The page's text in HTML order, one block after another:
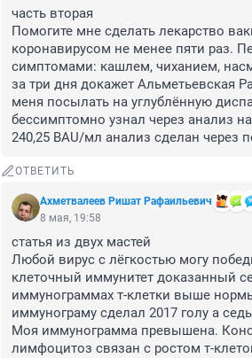
часть вторая
Помогите мне сделать лекарство
коронавирусом не менее пяти раз.
симптомами: кашлем, чиханием,
за три дня докажет Альметьевская
меня посылать на углублённую
бессимптомно узнал через анализ
240,25 BAU/мл анализ сделан через
ОТВЕТИТЬ
Ахметвалеев Ришат Рафаильевич
8 мая, 19:58
статья из двух мастей
Любой вирус с лёгкостью могу
клеточный иммунитет доказанный
иммунограммах т-клетки выше
иммунограму сделал 2017 голу а
Моя иммунограмма превышена.
лимфоцитоз связан с ростом т-